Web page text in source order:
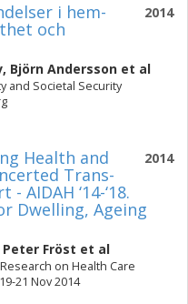
2014
i hem-
och
, Björn Andersson et al
and Societal Security
2014
Health and
Trans-
AIDAH ‘14-‘18.
Dwelling, Ageing
Peter Fröst et al
on Health Care
21 Nov 2014